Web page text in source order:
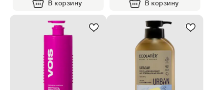
В корзину В корзину